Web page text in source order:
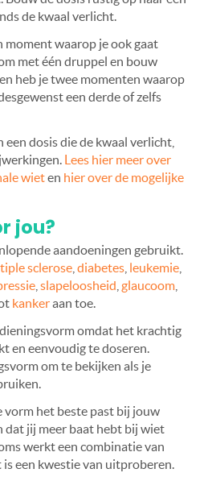
de kwaal verlicht.
moment waarop je ook gaat
met één druppel en bouw
heb je twee momenten waarop
een derde of zelfs
dosis die de kwaal verlicht,
Lees hier meer over
wieten hier over de mogelijke
jou?
aandoeningen gebruikt.
sclerose diabetes leukemie
slapeloosheid glaucoom
kankeraan toe.
omdat het krachtig
en eenvoudig te doseren.
om te bekijken als je
vorm het beste past bij jouw
dat jij meer baat hebt bij wiet
werkt een combinatie van
een kwestie van uitproberen.